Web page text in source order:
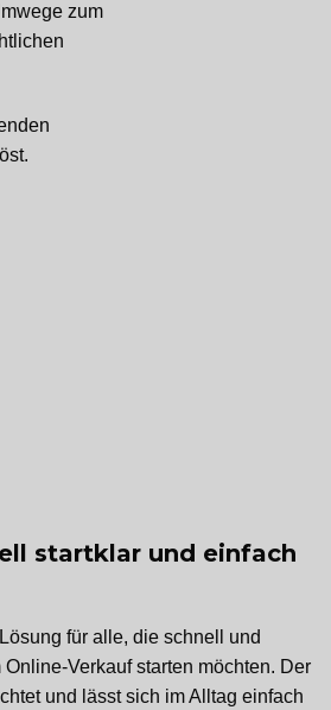
zum
startklar und einfach
für alle, die schnell und
Verkauf starten möchten. Der
und lässt sich im Alltag einfach